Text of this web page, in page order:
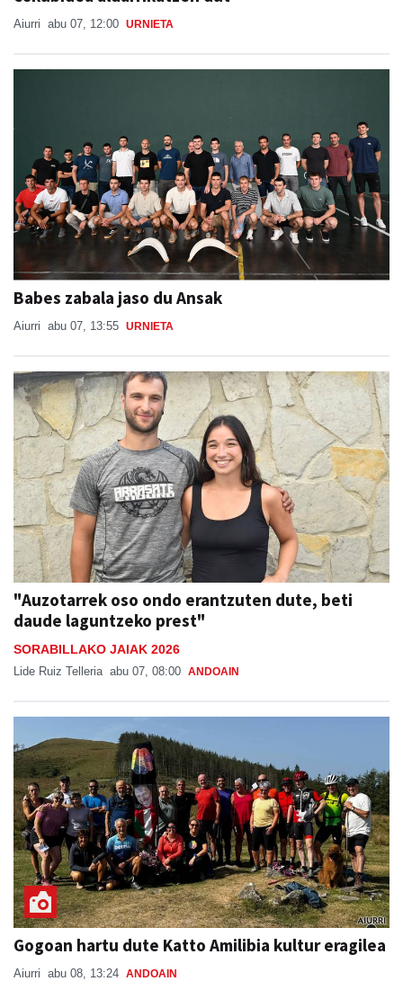
Aiurri abu 07, 12:00 URNIETA
Babes zabala jaso du Ansak
Aiurri abu 07, 13:55 URNIETA
"Auzotarrek oso ondo erantzuten dute, beti
daude laguntzeko prest"
SORABILLAKO JAIAK 2026
Lide Ruiz Telleria abu 07, 08:00 ANDOAIN
Gogoan hartu dute Katto Amilibia kultur eragilea
Aiurri abu 08, 13:24 ANDOAIN